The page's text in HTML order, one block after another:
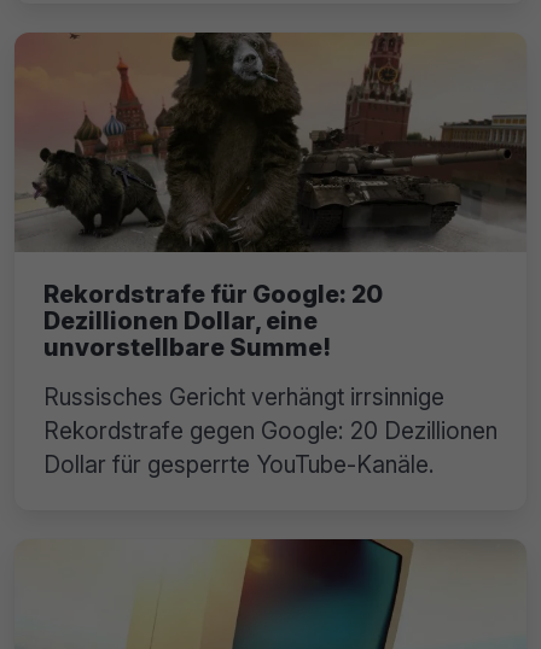
Rekordstrafe für Google: 20
Dezillionen Dollar, eine
unvorstellbare Summe!
Russisches Gericht verhängt irrsinnige
Rekordstrafe gegen Google: 20 Dezillionen
Dollar für gesperrte YouTube-Kanäle.